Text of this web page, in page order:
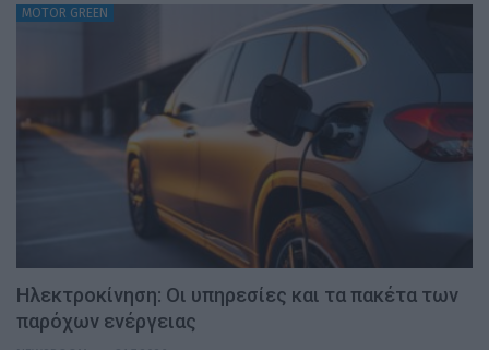
MOTOR GREEN
Ηλεκτροκίνηση: Οι υπηρεσίες και τα πακέτα των
παρόχων ενέργειας